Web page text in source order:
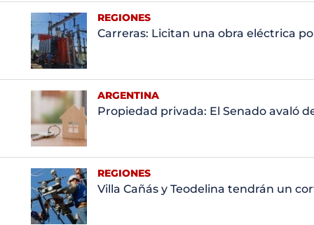
REGIONES
Carreras: Licitan una obra eléctrica
ARGENTINA
Propiedad privada: El Senado avaló
REGIONES
Villa Cañás y Teodelina tendrán un